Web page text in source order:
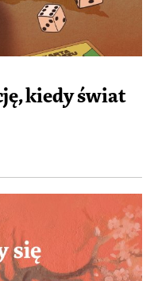
kiedy świat